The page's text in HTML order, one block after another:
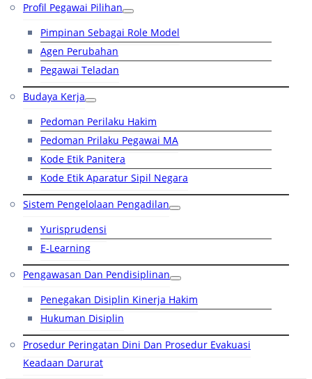
Profil Pegawai Pilihan
Pimpinan Sebagai Role Model
Agen Perubahan
Pegawai Teladan
Budaya Kerja
Pedoman Perilaku Hakim
Pedoman Prilaku Pegawai MA
Kode Etik Panitera
Kode Etik Aparatur Sipil Negara
Sistem Pengelolaan Pengadilan
Yurisprudensi
E-Learning
Pengawasan Dan Pendisiplinan
Penegakan Disiplin Kinerja Hakim
Hukuman Disiplin
Prosedur Peringatan Dini Dan Prosedur Evakuasi
Keadaan Darurat